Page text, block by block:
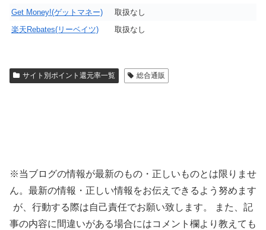
Get Money!(ゲットマネー)
取扱なし
楽天Rebates(リーベイツ)
取扱なし
サイト別ポイント還元率一覧 総合通販
※当ブログの情報が最新のもの・正しいものとは限りませ
ん。最新の情報・正しい情報をお伝えできるよう努めます
が、行動する際は自己責任でお願い致します。 また、記
事の内容に間違いがある場合にはコメント欄より教えても